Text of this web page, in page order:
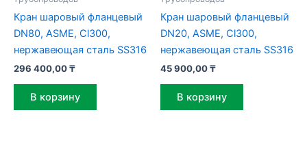
Кран шаровый фланцевый
DN80, ASME, Cl300,
нержавеющая сталь SS316
296 400,00₸
В корзину
Кран шаровый фланцевый
DN20, ASME, Cl300,
нержавеющая сталь SS316
45 900,00₸
В корзину